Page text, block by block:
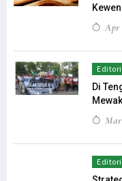
Apr
Di
Mar